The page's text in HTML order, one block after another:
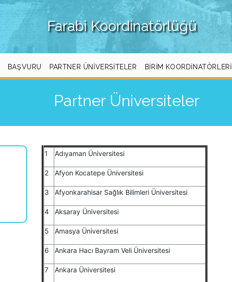
Farabi Koordinatörlüğü
BAŞVURU PARTNER ÜNIVERSITELER BIRIM KOORDINATÖRLERI
Partner Üniversiteler
1 Adıyaman Üniversitesi
2 Afyon Kocatepe Üniversitesi
3 Afyonkarahisar Sağlık Bilimleri Üniversitesi
4 Aksaray Üniversitesi
5 Amasya Üniversitesi
6 Ankara Hacı Bayram Veli Üniversitesi
7 Ankara Üniversitesi